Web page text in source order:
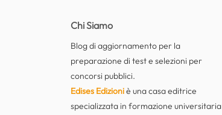
Chi Siamo
Blog di aggiornamento per la
preparazione di test e selezioni per
concorsi pubblici.
Edises Edizioniè una casa editrice
specializzata in formazione universitaria